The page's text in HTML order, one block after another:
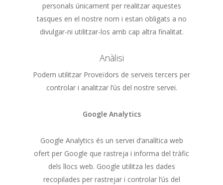
personals únicament per realitzar aquestes
tasques en el nostre nom i estan obligats a no
divulgar-ni utilitzar-los amb cap altra finalitat.
Anàlisi
Podem utilitzar Proveïdors de serveis tercers per
controlar i analitzar l’ús del nostre servei.
Google Analytics
Google Analytics és un servei d’analítica web
ofert per Google que rastreja i informa del tràfic
dels llocs web. Google utilitza les dades
recopilades per rastrejar i controlar l’ús del